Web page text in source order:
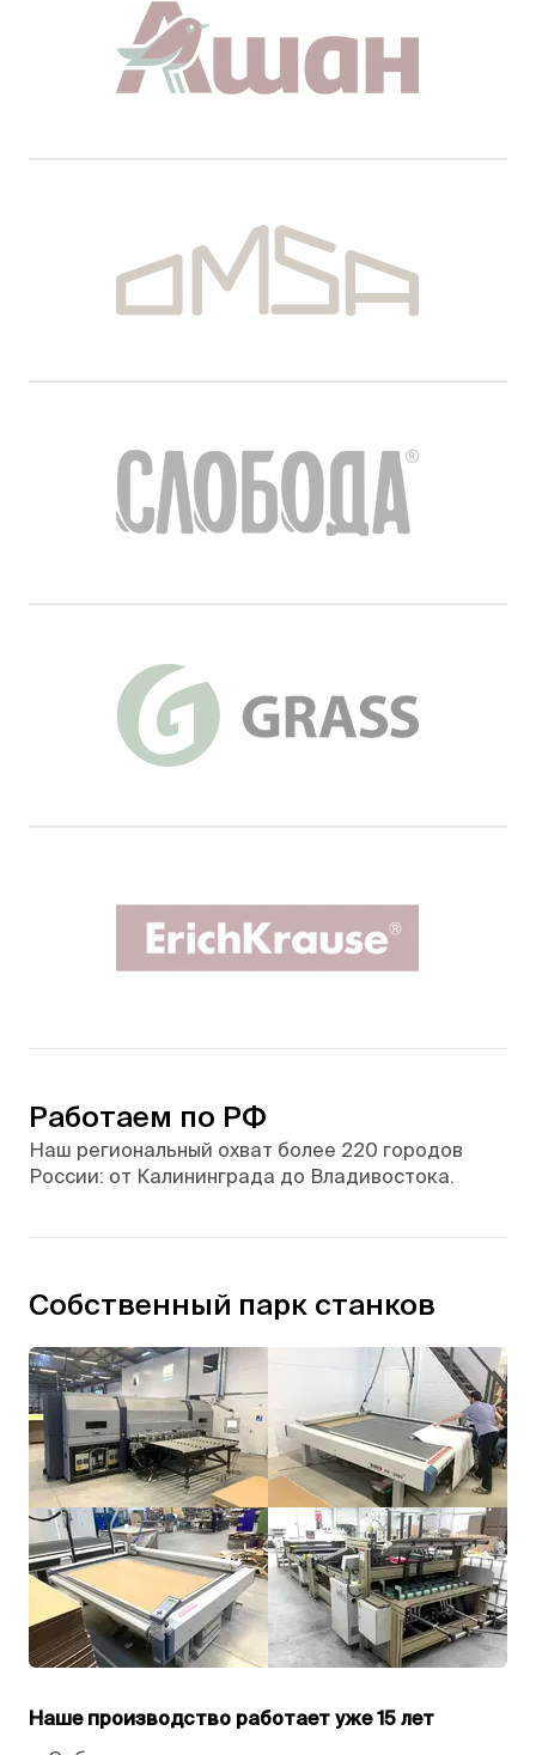
Работаем по РФ
Наш региональный охват более 220 городов
России: от Калининграда до Владивостока.
Собственный парк станков
Наше производство работает уже 15 лет